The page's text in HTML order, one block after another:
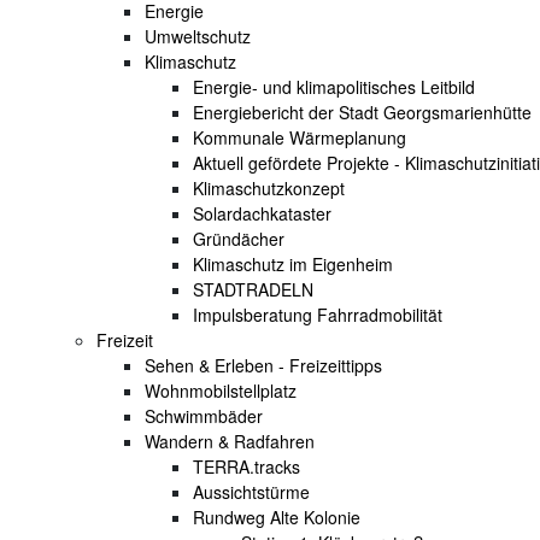
Energie
Umweltschutz
Klimaschutz
Energie- und klimapolitisches Leitbild
Energiebericht der Stadt Georgsmarienhütte
Kommunale Wärmeplanung
Aktuell gefördete Projekte -
Klimaschutzkonzept
Solardachkataster
Gründächer
Klimaschutz im Eigenheim
STADTRADELN
Impulsberatung Fahrradmobilität
Freizeit
Sehen & Erleben - Freizeittipps
Wohnmobilstellplatz
Schwimmbäder
Wandern & Radfahren
TERRA.tracks
Aussichtstürme
Rundweg Alte Kolonie